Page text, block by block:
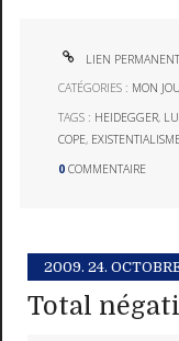
LIEN PERMANENT
CATÉGORIES : MON
TAGS : HEIDEGGER,
COPE,
0 COMMENTAIRE
2009. 24.
Total